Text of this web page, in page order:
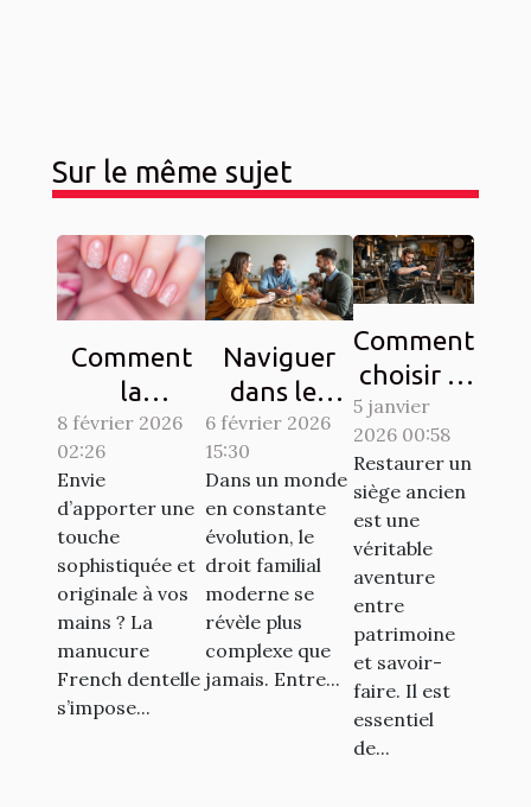
Sur le même sujet
Comment
la
manucure
French
dentelle
transforme-
t-elle votre
style ?
8 février 2026
02:26
Envie
d’apporter une
touche
sophistiquée et
originale à vos
mains ? La
manucure
French dentelle
s’impose...
Naviguer
dans les
complexités
du droit
familial
moderne
6 février 2026
15:30
Dans un monde
en constante
évolution, le
droit familial
moderne se
révèle plus
complexe que
jamais. Entre...
Comment
choisir le
bon
artisan
pour
restaurer
vos
sièges
anciens ?
5 janvier
2026 00:58
Restaurer un
siège ancien
est une
véritable
aventure
entre
patrimoine
et savoir-
faire. Il est
essentiel
de...